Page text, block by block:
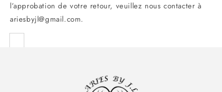
l’approbation de votre retour, veuillez nous contacter à
ariesbyjl@gmail.com.